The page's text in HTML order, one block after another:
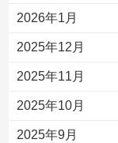
2026年1月
2025年12月
2025年11月
2025年10月
2025年9月